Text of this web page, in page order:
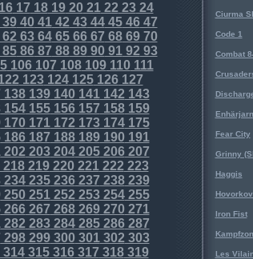
17 1819202122 2324
404142 4344454647
6364656667 686970
8687 8889909192 93
106107 108109110111
123124125126127
138139140141142 143
154155156157 158159
170171172 173174175
186187 188189190191
202 203204205206207
218219220221222 223
234235236237 238239
250251252 253254255
266267 268269270271
282 283284285286287
298299300301302 303
314315316317 318319
Ciurma
Code 1
Combat
Fear City
Grinny
Haggis
Iron Fist
Les